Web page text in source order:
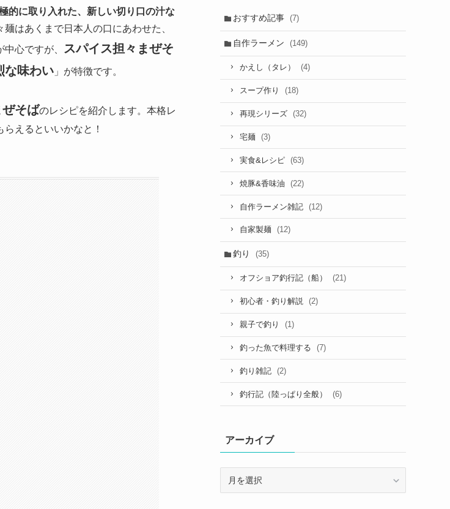
的に取り入れた、新しい切り口の汁な
はあくまで日本人の口にあわせた、
心ですが、
スパイス担々まぜそ
な味わい 」が特徴です。
そばのレシピを紹介します。本格レ
えるといいかなと！
おすすめ記事 (7)
自作ラーメン (149)
かえし（タレ） (4)
スープ作り (18)
再現シリーズ (32)
宅麺 (3)
実食&レシピ (63)
焼豚&香味油 (22)
自作ラーメン雑記 (12)
自家製麺 (12)
釣り (35)
オフショア釣行記（船） (21)
初心者・釣り解説 (2)
親子で釣り (1)
釣った魚で料理する (7)
釣り雑記 (2)
釣行記（陸っぱり全般） (6)
アーカイブ